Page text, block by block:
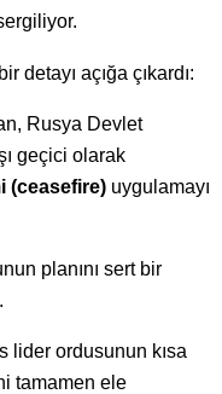
detayı açığa çıkardı:
Rusya Devlet
geçici olarak
(ceasefire) uygulamayı
planını sert bir
lider ordusunun kısa
tamamen ele